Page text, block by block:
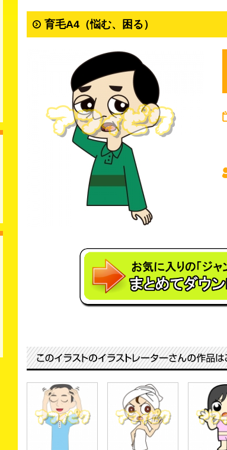
育毛A4（悩む、困る）